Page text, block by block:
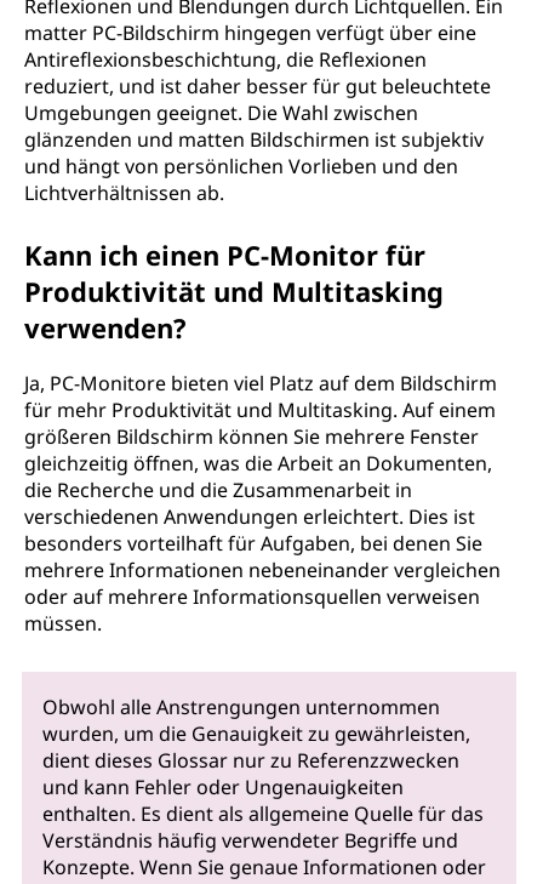
Reflexionen und Blendungen durch Lichtquellen. Ein
matter PC-Bildschirm hingegen verfügt über eine
Antireflexionsbeschichtung, die Reflexionen
reduziert, und ist daher besser für gut beleuchtete
Umgebungen geeignet. Die Wahl zwischen
glänzenden und matten Bildschirmen ist subjektiv
und hängt von persönlichen Vorlieben und den
Lichtverhältnissen ab.
Kann ich einen PC-Monitor für
Produktivität und Multitasking
verwenden?
Ja, PC-Monitore bieten viel Platz auf dem Bildschirm
für mehr Produktivität und Multitasking. Auf einem
größeren Bildschirm können Sie mehrere Fenster
gleichzeitig öffnen, was die Arbeit an Dokumenten,
die Recherche und die Zusammenarbeit in
verschiedenen Anwendungen erleichtert. Dies ist
besonders vorteilhaft für Aufgaben, bei denen Sie
mehrere Informationen nebeneinander vergleichen
oder auf mehrere Informationsquellen verweisen
müssen.
Obwohl alle Anstrengungen unternommen
wurden, um die Genauigkeit zu gewährleisten,
dient dieses Glossar nur zu Referenzzwecken
und kann Fehler oder Ungenauigkeiten
enthalten. Es dient als allgemeine Quelle für das
Verständnis häufig verwendeter Begriffe und
Konzepte. Wenn Sie genaue Informationen oder